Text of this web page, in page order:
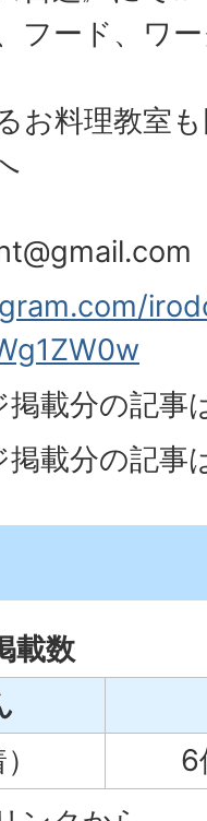
フード、ワ
お料理教室
載分の記事
載分の記事
載数
6